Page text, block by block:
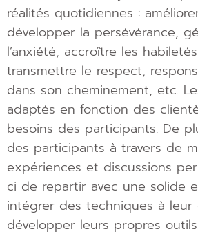
réalités quotidiennes :
développer la persévérance,
l’anxiété, accroître les
transmettre le respect,
dans son cheminement, etc.
adaptés en fonction des
besoins des participants. De
des participants à travers de
expériences et discussions
ci de repartir avec une solide
intégrer des techniques à
développer leurs propres